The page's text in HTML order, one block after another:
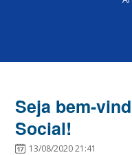
Seja bem-
Social!
13/08/2020 21:41